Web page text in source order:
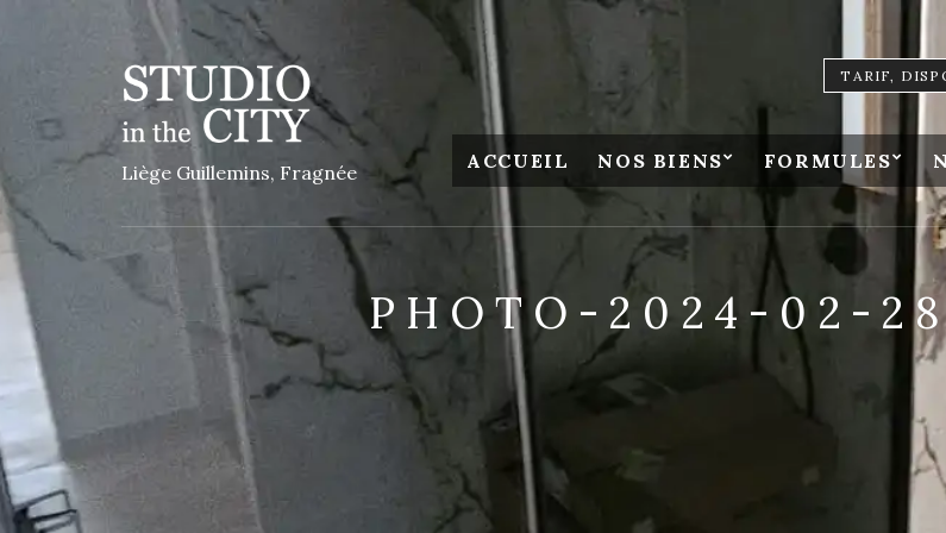
TARIF,
Liège Guillemins, Fragnée ACCUEIL NOS BIENS FORMULES
PHOTO-2024-02-